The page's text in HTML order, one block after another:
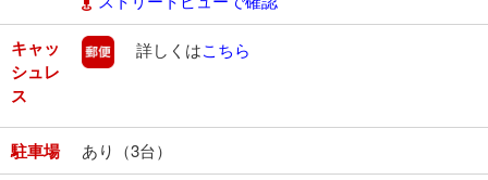
キャッ
シュレ
ス
郵便
詳しくはこちら
駐車場 あり（3台）